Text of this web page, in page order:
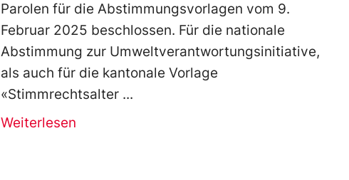
Parolen für die Abstimmungsvorlagen vom 9.
Februar 2025 beschlossen. Für die nationale
Abstimmung zur Umweltverantwortungsinitiative,
als auch für die kantonale Vorlage
«Stimmrechtsalter
Weiterlesen